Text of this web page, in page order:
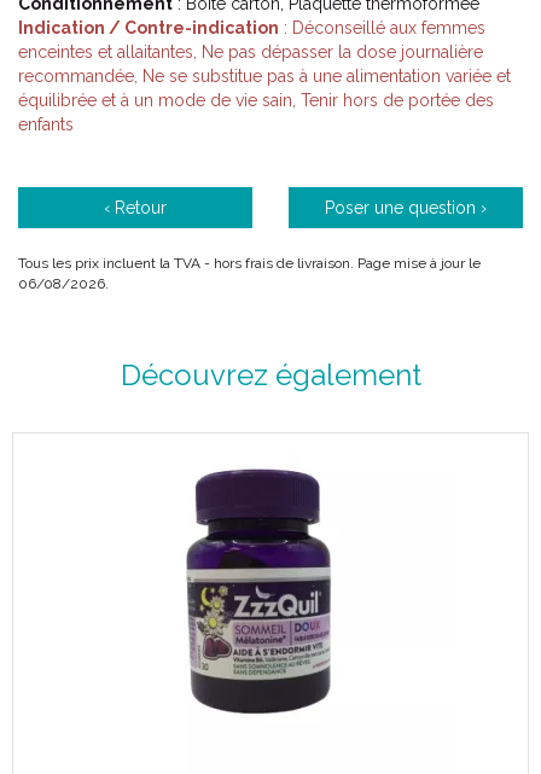
Indication / Contre-indication : Déconseillé aux femmes
enceintes et allaitantes, Ne pas dépasser la dose journalière
recommandée, Ne se substitue pas à une alimentation variée et
équilibrée et à un mode de vie sain, Tenir hors de portée des
enfants
‹ Retour Poser une question ›
Tous les prix incluent la TVA - hors frais de livraison. Page mise à jour le
06/08/2026.
Découvrez également